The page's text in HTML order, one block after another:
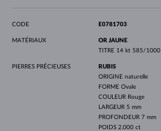
CODE E0781703
MATÉRIAUX
OR JAUNE
TITRE 14 kt 585/1000
PIERRES PRÉCIEUSES
RUBIS
ORIGINE naturelle
FORME Ovale
COULEUR Rouge
LARGEUR 5 mm
PROFONDEUR 7 mm
POIDS 2.000 ct